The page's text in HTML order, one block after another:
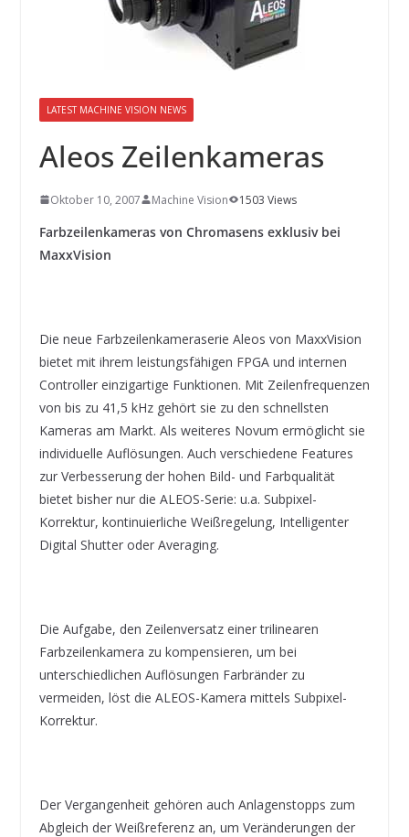
SYSTEMS WIRD EYYES
Compact system for precision
positioning of industrial cameras
LATEST MACHINE VISION NEWS
Aleos Zeilenkameras
Oktober 10, 2007 Machine Vision 1503 Views
Farbzeilenkameras von Chromasens exklusiv bei
MaxxVision
Die neue Farbzeilenkameraserie Aleos von MaxxVision
bietet mit ihrem leistungsfähigen FPGA und internen
Controller einzigartige Funktionen. Mit Zeilenfrequenzen
von bis zu 41,5 kHz gehört sie zu den schnellsten
Kameras am Markt. Als weiteres Novum ermöglicht sie
individuelle Auflösungen. Auch verschiedene Features
zur Verbesserung der hohen Bild- und Farbqualität
bietet bisher nur die ALEOS-Serie: u.a. Subpixel-
Korrektur, kontinuierliche Weißregelung, Intelligenter
Digital Shutter oder Averaging.
Die Aufgabe, den Zeilenversatz einer trilinearen
Farbzeilenkamera zu kompensieren, um bei
unterschiedlichen Auflösungen Farbränder zu
vermeiden, löst die ALEOS-Kamera mittels Subpixel-
Korrektur.
Der Vergangenheit gehören auch Anlagenstopps zum
Abgleich der Weißreferenz an, um Veränderungen der